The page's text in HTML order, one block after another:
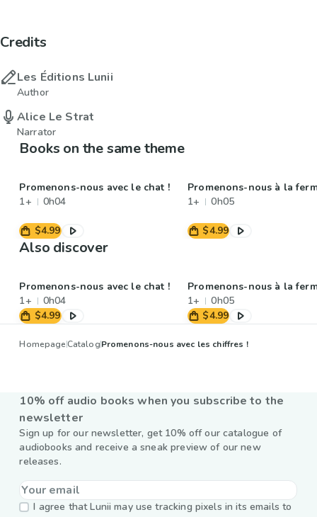
Credits
Les Éditions Lunii
Author
Alice Le Strat
Narrator
Books on the same theme
Promenons-nous avec le chat !
1+
0h04
$4.99
Promenons-nous à la
1+
0h05
$4.99
Also discover
Promenons-nous avec le chat !
1+
0h04
$4.99
Promenons-nous à la
1+
0h05
$4.99
HomepageCatalogPromenons-nous avec les chiffres !
10% off audio books when you subscribe to the
newsletter
Sign up for our newsletter, get 10% off our catalogue of
audiobooks and receive a sneak preview of our new
releases.
I agree that Lunii may use tracking pixels in its emails to